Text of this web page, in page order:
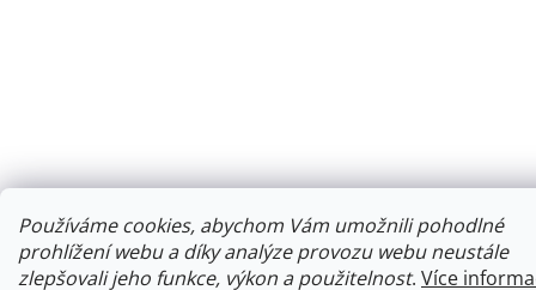
Používáme cookies, abychom Vám umožnili pohodlné
prohlížení webu a díky analýze provozu webu neustále
zlepšovali jeho funkce, výkon a použitelnost. Více